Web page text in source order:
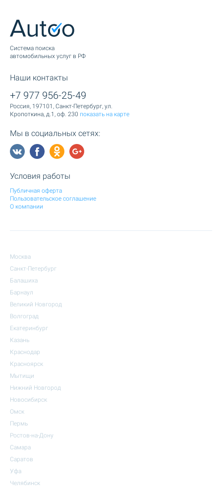
Cистема поиска
автомобильных услуг в РФ
Наши контакты
+7 977 956-25-49
Россия, 197101, Санкт-Петербург, ул.
Кропоткина, д.1, оф. 230 показать на карте
Мы в социальных сетях:
Условия работы
Публичная оферта
Пользовательское соглашение
О компании
Москва
Санкт-Петербург
Балашиха
Барнаул
Великий Новгород
Волгоград
Екатеринбург
Казань
Краснодар
Красноярск
Мытищи
Нижний Новгород
Новосибирск
Омск
Пермь
Ростов-на-Дону
Самара
Саратов
Уфа
Челябинск